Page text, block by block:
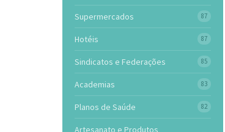
Supermercados 87
Hotéis 87
Sindicatos e Federações 85
Academias 83
Planos de Saúde 82
Artesanato e Produtos